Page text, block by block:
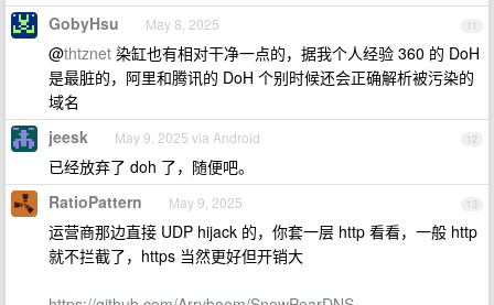
11
GobyHsu May 8, 2025
@thtznet 染缸也有相对干净一点的，据我个人经验 360 的 DoH
是最脏的，阿里和腾讯的 DoH 个别时候还会正确解析被污染的
域名
12
jeesk May 9, 2025 via Android
已经放弃了 doh 了，随便吧。
13
RatioPattern May 9, 2025
运营商那边直接 UDP hijack 的，你套一层 http 看看，一般 http
就不拦截了，https 当然更好但开销大